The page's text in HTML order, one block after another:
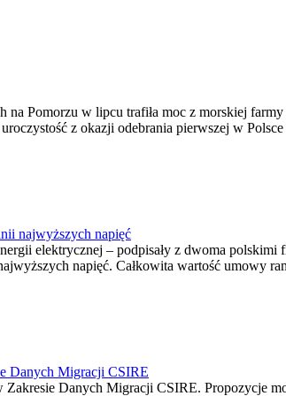
Pomorzu w lipcu trafiła moc z morskiej
z okazji odebrania pierwszej w
najwyższych napięć
elektrycznej – podpisały z dwoma
napięć. Całkowita wartość umowy
Danych Migracji CSIRE
Danych Migracji CSIRE. Propozycje